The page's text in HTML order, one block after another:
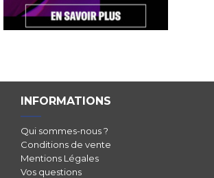
INFORMATIONS
Qui sommes-nous ?
Conditions de vente
Mentions Légales
Vos questions